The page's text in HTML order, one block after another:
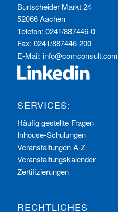
Burtscheider Markt 24
52066 Aachen
Telefon: 0241/887446-0
Fax: 0241/887446-200
E-Mail: info@comconsult.com
SERVICES:
Häufig gestellte Fragen
Inhouse-Schulungen
Veranstaltungen A-Z
Veranstaltungskalender
Zertifizierungen
RECHTLICHES